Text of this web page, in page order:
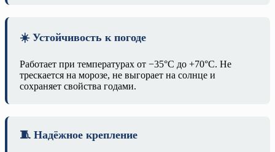
☀️ Устойчивость к погоде
Работает при температурах от −35°C до +70°C. Не
трескается на морозе, не выгорает на солнце и
сохраняет свойства годами.
🧵 Надёжное крепление